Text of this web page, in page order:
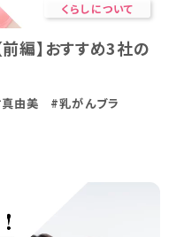
くらしについて
編】おすすめ3社の
由美
#乳がんブラ